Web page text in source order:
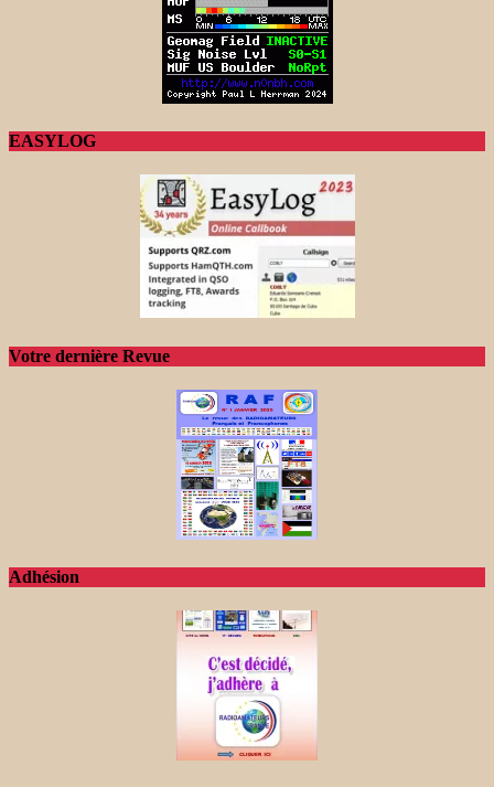
EASYLOG
Votre dernière Revue
Adhésion